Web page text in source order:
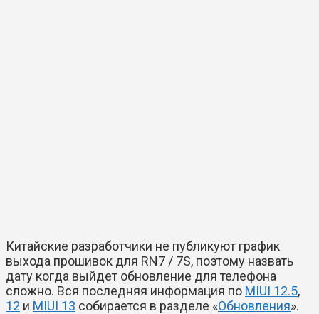
Китайские разработчики не публикуют график
выхода прошивок для RN7 / 7S, поэтому назвать
дату когда выйдет обновление для телефона
сложно. Вся последняя информация по MIUI 12.5,
12 и MIUI 13 собирается в разделе «Обновления».